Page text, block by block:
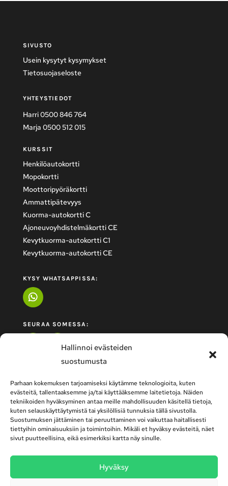
Hallinnoi evästeiden
suostumusta
Parhaan kokemuksen tarjoamiseksi käytämme teknologioita, kuten
evästeitä, tallentaaksemme ja/tai käyttääksemme laitetietoja. Näiden
tekniikoiden hyväksyminen antaa meille mahdollisuuden käsitellä tietoja,
kuten selauskäyttäytymistä tai yksilöllisiä tunnuksia tällä sivustolla.
Suostumuksen jättäminen tai peruuttaminen voi vaikuttaa haitallisesti
tiettyihin ominaisuuksiin ja toimintoihin. Mikäli et hyväksy evästeitä, näet
sivut puutteellisina, eikä esimerkiksi kartta näy sinulle.
Hyväksy
SIVUSTO
Usein kysytyt kysymykset
Tietosuojaseloste
YHTEYSTIEDOT
Harri 0500 846 764
Marja 0500 512 015
KURSSIT
Henkilöautokortti
Mopokortti
Moottoripyöräkortti
Ammattipätevyys
Kuorma-autokortti C
Ajoneuvoyhdistelmäkortti CE
Kevytkuorma-autokortti C1
Kevytkuorma-autokortti CE
KYSY WHATSAPPISSA:
SEURAA SOMESSA:
Autokoulu Top-Ten | Tervakosken Autokoulu |
Turengin Autokoulu | Lammin Toimipiste – ajo-